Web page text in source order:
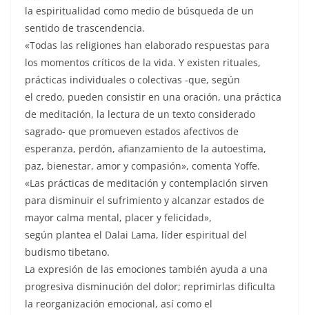
la espiritualidad como medio de búsqueda de un
sentido de trascendencia.
«Todas las religiones han elaborado respuestas para
los momentos críticos de la vida. Y existen rituales,
prácticas individuales o colectivas -que, según
el credo, pueden consistir en una oración, una práctica
de meditación, la lectura de un texto considerado
sagrado- que promueven estados afectivos de
esperanza, perdón, afianzamiento de la autoestima,
paz, bienestar, amor y compasión», comenta Yoffe.
«Las prácticas de meditación y contemplación sirven
para disminuir el sufrimiento y alcanzar estados de
mayor calma mental, placer y felicidad»,
según plantea el Dalai Lama, líder espiritual del
budismo tibetano.
La expresión de las emociones también ayuda a una
progresiva disminución del dolor; reprimirlas dificulta
la reorganización emocional, así como el